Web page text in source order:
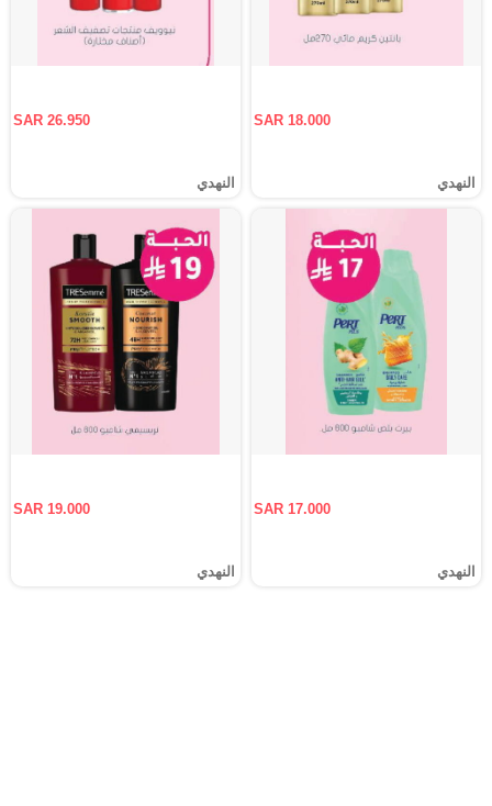
SAR 18.000
النهدي
SAR 26.950
النهدي
SAR 17.000
النهدي
SAR 19.000
النهدي